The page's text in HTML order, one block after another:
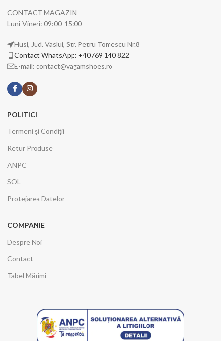
CONTACT MAGAZIN
Luni-Vineri: 09:00-15:00
Husi, Jud. Vaslui, Str. Petru Tomescu Nr.8
Contact WhatsApp: +40769 140 822
E-mail: contact@vagamshoes.ro
POLITICI
Termeni și Condiții
Retur Produse
ANPC
SOL
Protejarea Datelor
COMPANIE
Despre Noi
Contact
Tabel Mărimi